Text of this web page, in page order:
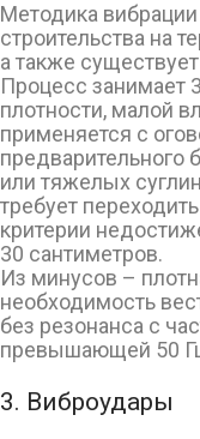
Методика
строительства на
а также
Процесс занимает
плотности, малой
применяется с
предварительного
или тяжелых
требует
критерии
30 сантиметров.
Из минусов –
необходимость
без резонанса с
превышающей 50
3. Виброудары